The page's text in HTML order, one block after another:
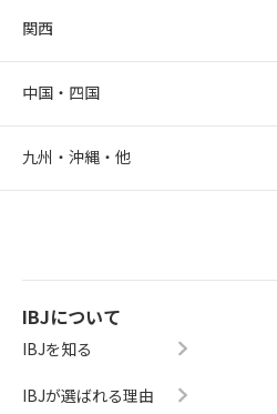
関西
中国・四国
九州・沖縄・他
IBJについて
IBJを知る
IBJが選ばれる理由